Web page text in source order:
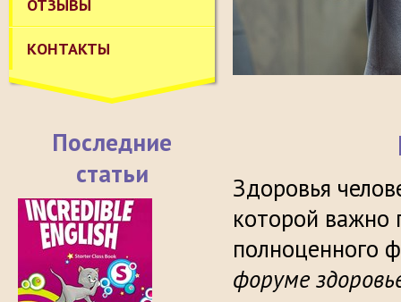
ОТЗЫВЫ
КОНТАКТЫ
Последние
статьи
Здоровья
которой важно
полноценного
форуме